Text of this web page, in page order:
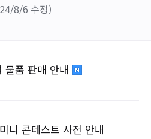
8/6 수정)
품 판매 안내
니 콘테스트 사전 안내